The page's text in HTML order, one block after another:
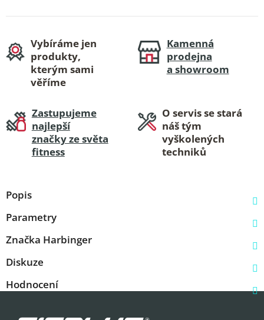
Vybíráme jen
produkty,
kterým sami
věříme
Kamenná
prodejna
a showroom
Zastupujeme
najlepší
značky ze světa
fitness
O servis se stará
náš tým
vyškolených
techniků
Popis
Parametry
Značka Harbinger
Diskuze
Hodnocení